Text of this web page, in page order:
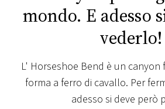
WEB
PLAYLIST
mondo. E adesso
vederlo!
L' Horseshoe Bend è un canyon
forma a ferro di cavallo. Per
adesso si deve però